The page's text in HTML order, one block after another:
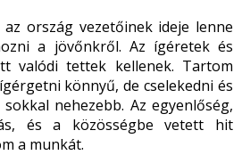
ország vezetőinek ideje lenne
a jövőnkről. Az ígéretek és
valódi tettek kellenek. Tartom
könnyű, de cselekedni és
nehezebb. Az egyenlőség,
és a közösségbe vetett hit
a munkát.